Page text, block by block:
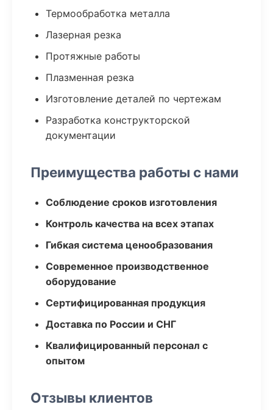
Термообработка металла
Лазерная резка
Протяжные работы
Плазменная резка
Изготовление деталей по чертежам
Разработка конструкторской
документации
Преимущества работы с нами
Соблюдение сроков изготовления
Контроль качества на всех этапах
Гибкая система ценообразования
Современное производственное
оборудование
Сертифицированная продукция
Доставка по России и СНГ
Квалифицированный персонал с
опытом
Отзывы клиентов